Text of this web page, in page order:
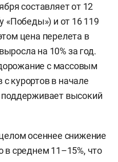
составляет от 12
«Победы») и от 16 119
цена перелета в
на 10% за год.
с массовым
курортов в начале
высокий
осеннее снижение
в среднем 11–15%, что